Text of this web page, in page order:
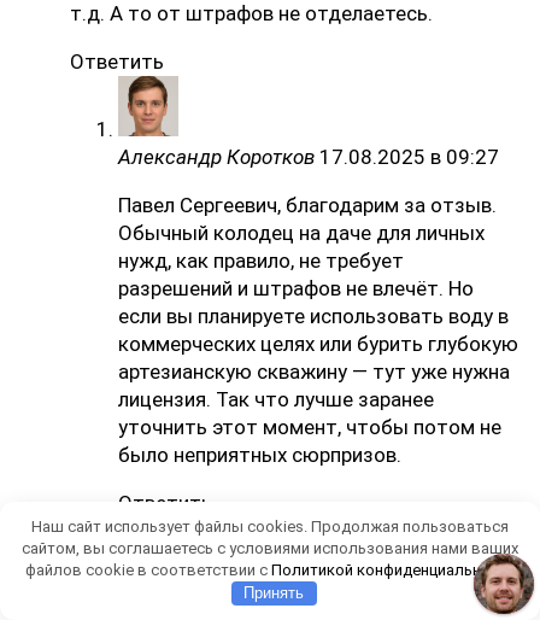
т.д. А то от штрафов не отделаетесь.
Ответить
Александр Коротков 17.08.2025 в 09:27
Павел Сергеевич, благодарим за отзыв.
Обычный колодец на даче для личных
нужд, как правило, не требует
разрешений и штрафов не влечёт. Но
если вы планируете использовать воду в
коммерческих целях или бурить глубокую
артезианскую скважину — тут уже нужна
лицензия. Так что лучше заранее
уточнить этот момент, чтобы потом не
было неприятных сюрпризов.
Ответить
20.01.2025 в 11:30
Наш сайт использует файлы cookies. Продолжая пользоваться
сайтом, вы соглашаетесь с условиями использования нами ваших
файлов cookie в соответствии с Политикой конфиденциальности
Принять